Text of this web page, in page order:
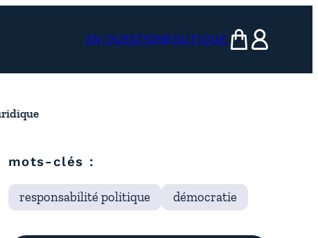
EN QUESTIONBOUTIQUE
mon panier
ma compte
mots-clés :
responsabilité politique démocratie